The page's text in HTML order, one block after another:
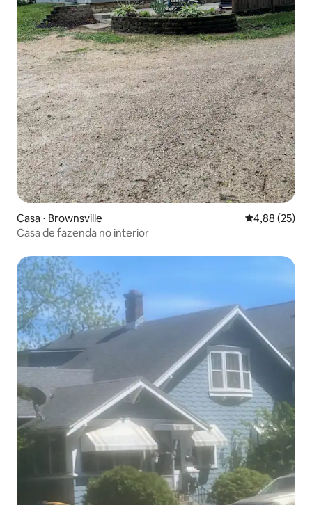
Casa ⋅ Brownsville 4,88 de uma
4,88 (25)
Casa de fazenda no interior